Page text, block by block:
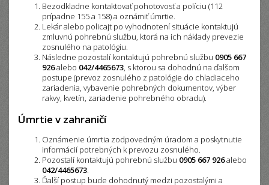
Bezodkladne kontaktovať pohotovosť a políciu (112
prípadne 155 a 158) a oznámiť úmrtie.
Lekár alebo policajt po vyhodnotení situácie kontaktujú
zmluvnú pohrebnú službu, ktorá na ich náklady prevezie
zosnulého na patológiu.
Následne pozostalí kontaktujú pohrebnú službu 0905 667
926alebo 042/4465673, s ktorou sa dohodnú na ďalšom
postupe (prevoz zosnulého z patológie do chladiaceho
zariadenia, vybavenie pohrebných dokumentov, výber
rakvy, kvetín, zariadenie pohrebného obradu).
Úmrtie v zahraničí
Oznámenie úmrtia zodpovedným úradom a poskytnutie
informácií potrebných k prevozu zosnulého.
Pozostalí kontaktujú pohrebnú službu 0905 667 926alebo
042/4465673.
Ďalší postup bude dohodnutý medzi pozostalými a